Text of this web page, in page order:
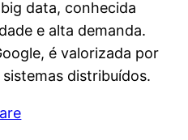
data, conhecida
e alta demanda.
é valorizada por
distribuídos.